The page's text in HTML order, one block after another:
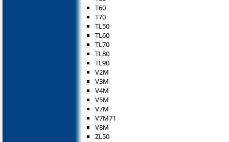
T60
T70
TL50
TL60
TL70
TL80
TL90
V2M
V3M
V4M
V5M
V7M
V7M71
V8M
ZL50